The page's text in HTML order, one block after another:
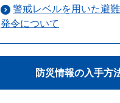
警戒レベルを用いた避
発令について
防災情報の入手方